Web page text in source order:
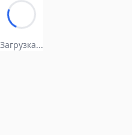
Загрузка...